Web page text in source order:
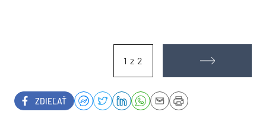
1 z 2
ZDIEĽAŤ